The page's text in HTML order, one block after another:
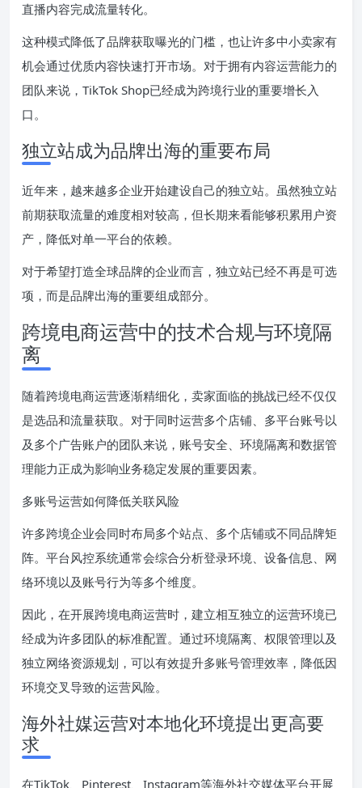
直播内容完成流量转化。
这种模式降低了品牌获取曝光的门槛，也让许多中小卖家有
机会通过优质内容快速打开市场。对于拥有内容运营能力的
团队来说，TikTok Shop已经成为跨境行业的重要增长入
口。
独立站成为品牌出海的重要布局
近年来，越来越多企业开始建设自己的独立站。虽然独立站
前期获取流量的难度相对较高，但长期来看能够积累用户资
产，降低对单一平台的依赖。
对于希望打造全球品牌的企业而言，独立站已经不再是可选
项，而是品牌出海的重要组成部分。
跨境电商运营中的技术合规与环境隔
离
随着跨境电商运营逐渐精细化，卖家面临的挑战已经不仅仅
是选品和流量获取。对于同时运营多个店铺、多平台账号以
及多个广告账户的团队来说，账号安全、环境隔离和数据管
理能力正成为影响业务稳定发展的重要因素。
多账号运营如何降低关联风险
许多跨境企业会同时布局多个站点、多个店铺或不同品牌矩
阵。平台风控系统通常会综合分析登录环境、设备信息、网
络环境以及账号行为等多个维度。
因此，在开展跨境电商运营时，建立相互独立的运营环境已
经成为许多团队的标准配置。通过环境隔离、权限管理以及
独立网络资源规划，可以有效提升多账号管理效率，降低因
环境交叉导致的运营风险。
海外社媒运营对本地化环境提出更高要
求
在TikTok、Pinterest、Instagram等海外社交媒体平台开展